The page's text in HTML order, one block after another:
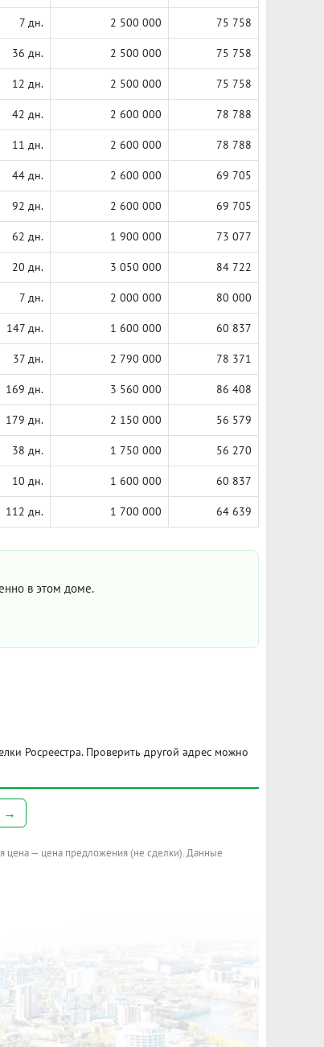
7 дн. 2 500 000 75 758
36 дн. 2 500 000 75 758
12 дн. 2 500 000 75 758
42 дн. 2 600 000 78 788
11 дн. 2 600 000 78 788
44 дн. 2 600 000 69 705
92 дн. 2 600 000 69 705
62 дн. 1 900 000 73 077
20 дн. 3 050 000 84 722
7 дн. 2 000 000 80 000
147 дн. 1 600 000 60 837
37 дн. 2 790 000 78 371
169 дн. 3 560 000 86 408
179 дн. 2 150 000 56 579
38 дн. 1 750 000 56 270
10 дн. 1 600 000 60 837
112 дн. 1 700 000 64 639
в этом доме.
Росреестра. Проверить другой адрес можно
→
цена — цена предложения (не сделки). Данные